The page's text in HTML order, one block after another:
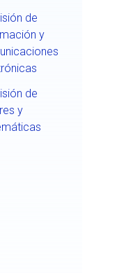
de
y
de
y